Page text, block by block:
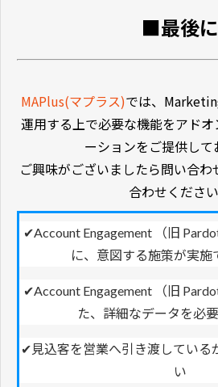
■最後に
MAPlus(マプラス)では、
運用する上で必要な機能をアド
ーションをご提供して
ご興味がございましたら問い合
合わせください
✔Account Engagement （旧
に、意図する施策が実施
✔Account Engagement （旧
た、詳細なデータを必
✔ 見込客を営業へ引き渡している
い